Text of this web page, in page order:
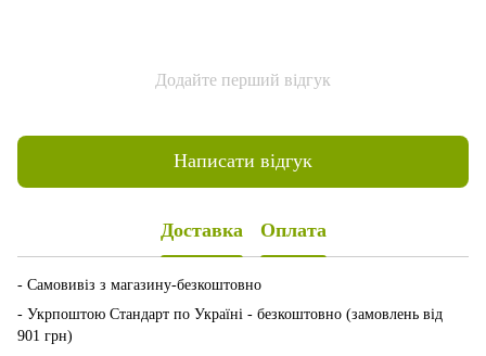
Додайте перший відгук
Написати відгук
Доставка Оплата
- Самовивіз з магазину-безкоштовно
- Укрпоштою Стандарт по Україні - безкоштовно (замовлень від
901 грн)